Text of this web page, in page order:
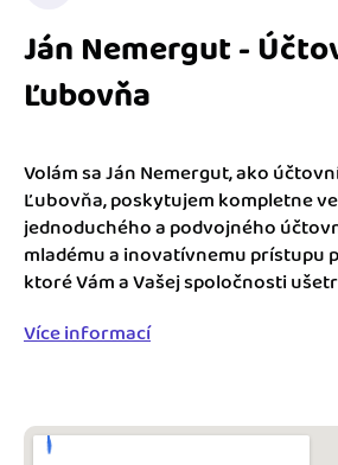
Sledovanie cashflow
Prepojenie na ďalšie systémy
Spriatelení účtovníci
Katalóg doplnkov
Vzdelanie
Nápoveda
Ako začať s podnikaním
Ako sa vyznať vo fakturácii
Blog
Podnikateľský servis
Ján Nemergut -
Ľubovňa
Volám sa Ján Nemergut, ako
Ľubovňa, poskytujem kompletne
jednoduchého a podvojného
mladému a inovatívnemu prístupu
ktoré Vám a Vašej spoločnosti
Více informací